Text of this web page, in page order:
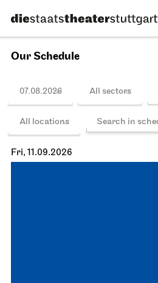
Our Schedule
07.08.2026 All sectors
All locations
Fri, 11.09.2026